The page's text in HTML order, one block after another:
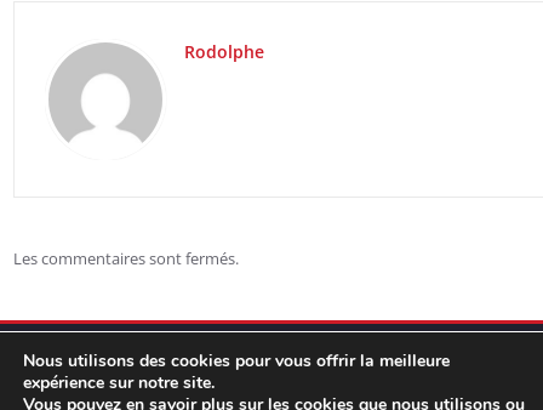
l’article
Rodolphe
Les commentaires sont fermés.
Nous utilisons des cookies pour vous offrir la meilleure
expérience sur notre site.
Vous pouvez en savoir plus sur les cookies que nous utilisons ou